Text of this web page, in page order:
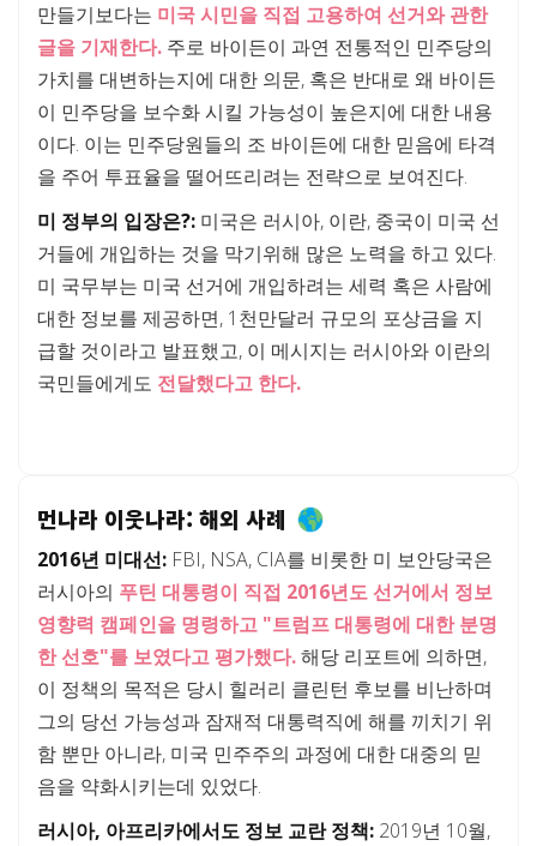
만들기보다는 미국 시민을 직접 고용하여 선거와 관한
글을 기재한다. 주로 바이든이 과연 전통적인 민주당의
가치를 대변하는지에 대한 의문, 혹은 반대로 왜 바이든
이 민주당을 보수화 시킬 가능성이 높은지에 대한 내용
이다. 이는 민주당원들의 조 바이든에 대한 믿음에 타격
을 주어 투표율을 떨어뜨리려는 전략으로 보여진다.
미 정부의 입장은?: 미국은 러시아, 이란, 중국이 미국 선
거들에 개입하는 것을 막기위해 많은 노력을 하고 있다.
미 국무부는 미국 선거에 개입하려는 세력 혹은 사람에
대한 정보를 제공하면, 1천만달러 규모의 포상금을 지
급할 것이라고 발표했고, 이 메시지는 러시아와 이란의
국민들에게도 전달했다고 한다.
먼나라 이웃나라: 해외 사례
2016년 미대선: FBI, NSA, CIA를 비롯한 미 보안당국은
러시아의 푸틴 대통령이 직접 2016년도 선거에서 정보
영향력 캠페인을 명령하고 "트럼프 대통령에 대한 분명
한 선호"를 보였다고 평가했다.해당 리포트에 의하면,
이 정책의 목적은 당시 힐러리 클린턴 후보를 비난하며
그의 당선 가능성과 잠재적 대통력직에 해를 끼치기 위
함 뿐만 아니라, 미국 민주주의 과정에 대한 대중의 믿
음을 약화시키는데 있었다.
러시아, 아프리카에서도 정보 교란 정책: 2019년 10월,